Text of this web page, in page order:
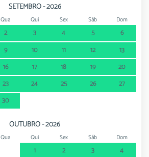
SETEMBRO - 2026
Qua Qui Sex Sáb Dom
2 3 4 5
6
9 10 11 12
13
16 17 18 19
20
23 24 25 26
27
30
OUTUBRO - 2026
Qua Qui Sex Sáb Dom
1 2 3
4